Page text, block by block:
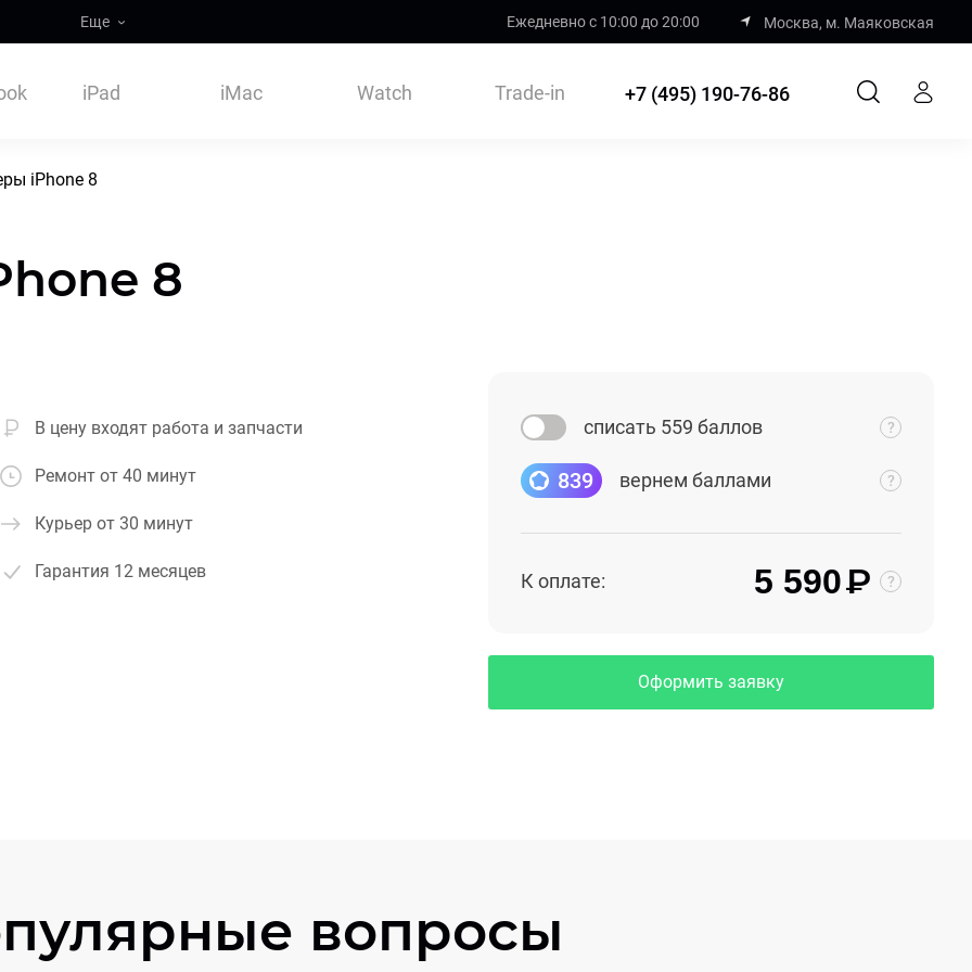
Еще Ежедневно с 10:00 до 20:00 Москва, м. Маяковская
iPad iMac Watch Trade-in +7 (495) 190-76-86
iPhone 8
8
В цену входят работа и запчасти
Ремонт от 40 минут
Курьер от 30 минут
Гарантия 12 месяцев
списать 559 баллов
839 вернем баллами
К оплате: 5 590₽
Оформить заявку
вопросы